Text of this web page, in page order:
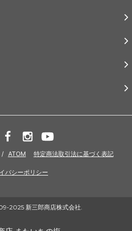
/ ATOM 特定商法取引法に基づく表記
バシーポリシー
2025 新三郎商店株式会社.